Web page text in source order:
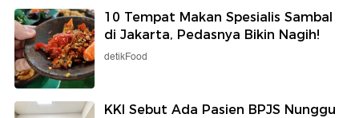
10 Tempat Makan Spesialis Sambal
di Jakarta, Pedasnya Bikin Nagih!
detikFood
KKI Sebut Ada Pasien BPJS Nunggu